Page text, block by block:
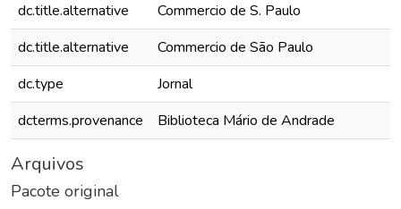
dc.title.alternative
Commercio de S. Paulo
dc.title.alternative
Commercio de São Paulo
dc.type
Jornal
dcterms.provenance
Biblioteca Mário de Andrade
Arquivos
Pacote original